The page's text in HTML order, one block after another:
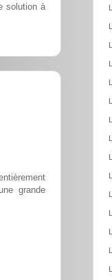
solution à
grande